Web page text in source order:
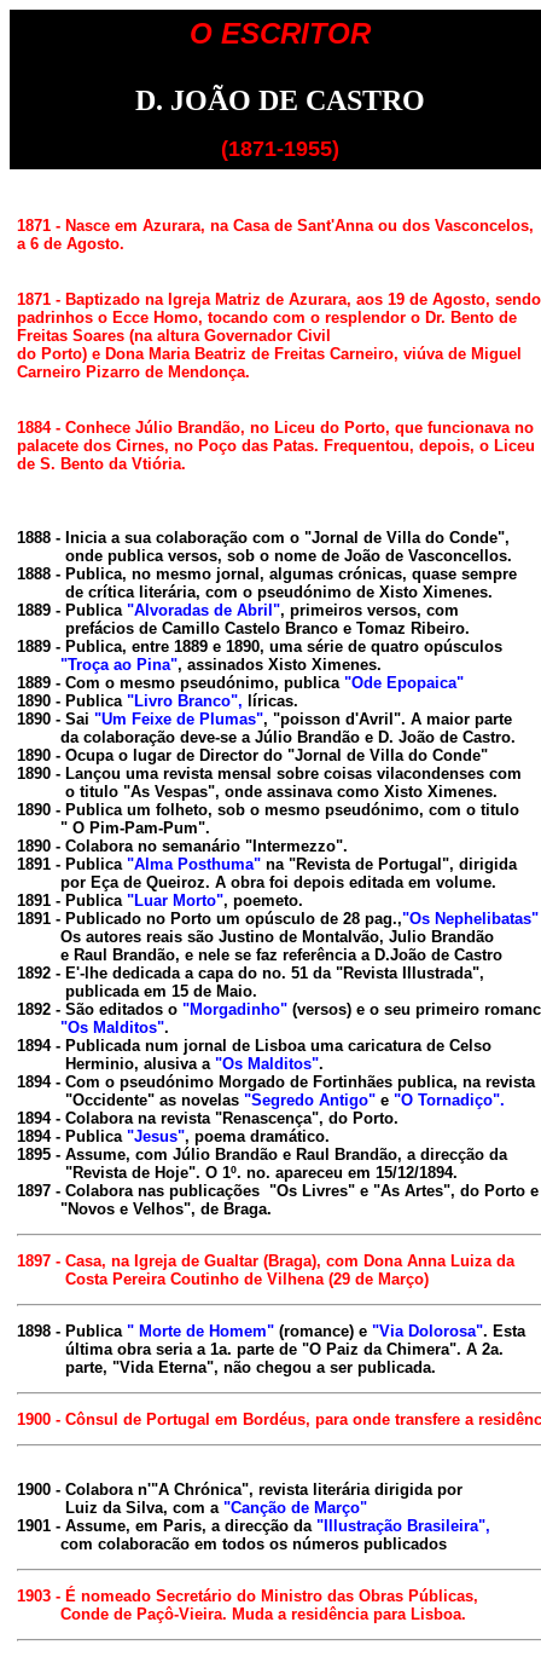
O ESCRITOR
D. JOÃO DE CASTRO
(1871-1955)
1871 - Nasce em Azurara, na Casa de Sant'Anna ou dos Vasconcelos,
a 6 de Agosto.
1871 - Baptizado na Igreja Matriz de Azurara, aos 19 de Agosto, sendo
padrinhos o Ecce Homo, tocando com o resplendor o Dr. Bento de
Freitas Soares (na altura Governador Civil
do Porto) e Dona Maria Beatriz de Freitas Carneiro, viúva de Miguel
Carneiro Pizarro de Mendonça.
1884 - Conhece Júlio Brandão, no Liceu do Porto, que funcionava no
palacete dos Cirnes, no Poço das Patas. Frequentou, depois, o Liceu
de S. Bento da Vtiória.
1888 - Inicia a sua colaboração com o "Jornal de Villa do Conde",
          onde publica versos, sob o nome de João de Vasconcellos.
1888 - Publica, no mesmo jornal, algumas crónicas, quase sempre
1889 - Publica "Alvoradas de Abril", primeiros versos, com
          prefácios de Camillo Castelo Branco e Tomaz Ribeiro.
1889 - Publica, entre 1889 e 1890, uma série de quatro opúsculos
"Troça ao Pina", assinados Xisto Ximenes.
1889 - Com o mesmo pseudónimo, publica "Ode Epopaica"
1890 - Publica "Livro Branco", líricas.
1890 - Sai "Um Feixe de Plumas", "poisson d'Avril". A maior parte
         da colaboração deve-se a Júlio Brandão e D. João de Castro.
1890 - Ocupa o lugar de Director do "Jornal de Villa do Conde"
1890 - Lançou uma revista mensal sobre coisas vilacondenses com
o titulo "As Vespas", onde assinava como Xisto Ximenes.
1890 - Publica um folheto, sob o mesmo pseudónimo, com o titulo
         " O Pim-Pam-Pum".
1890 - Colabora no semanário "Intermezzo".
1891 - Publica "Alma Posthuma" na "Revista de Portugal", dirigida
         por Eça de Queiroz. A obra foi depois editada em volume.
1891 - Publica "Luar Morto", poemeto.
1891 - Publicado no Porto um opúsculo de 28 pag.,"Os Nephelibatas"
         Os autores reais são Justino de Montalvão, Julio Brandão
         e Raul Brandão, e nele se faz referência a D.João de Castro
1892 - E'-lhe dedicada a capa do no. 51 da "Revista Illustrada",
          publicada em 15 de Maio.
1892 - São editados o "Morgadinho" (versos) e o seu primeiro
"Os Malditos".
1894 - Publicada num jornal de Lisboa uma caricatura de Celso
          Herminio, alusiva a
"Os Malditos".
1894 - Com o pseudónimo Morgado de Fortinhães publica, na revista
          "Occidente" as novelas
"Segredo Antigo" e "O Tornadiço".
1894 - Colabora na revista "Renascença", do Porto.
1894 - Publica "Jesus", poema dramático.
1895 - Assume, com Júlio Brandão e Raul Brandão, a direcção da
"Revista de Hoje". O 1º. no. apareceu em 15/12/1894.
1897 - Colabora nas publicações  "Os Livres" e "As Artes", do Porto e
         "Novos e Velhos", de Braga.
1897 - Casa, na Igreja de Gualtar (Braga), com Dona Anna Luiza da
          Costa Pereira Coutinho de Vilhena (29 de Março)
1898 - Publica " Morte de Homem" (romance) e "Via Dolorosa". Esta
          última obra seria a 1a. parte de "O Paiz da Chimera". A 2a.
          parte, "Vida Eterna", não chegou a ser publicada.
1900 - Cônsul de Portugal em Bordéus, para onde transfere a
1900 - Colabora n'"A Chrónica", revista literária dirigida por
          Luiz da Silva, com a
"Canção de Março"
1901 - Assume, em Paris, a direcção da "Illustração Brasileira",
         com colaboracão em todos os números publicados
1903 - É nomeado Secretário do Ministro das Obras Públicas,
         Conde de Paçô-Vieira. Muda a residência para Lisboa.